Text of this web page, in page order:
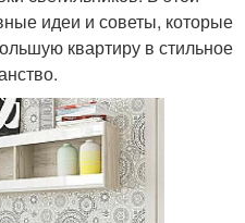
идеи и советы, которые
квартиру в стильное